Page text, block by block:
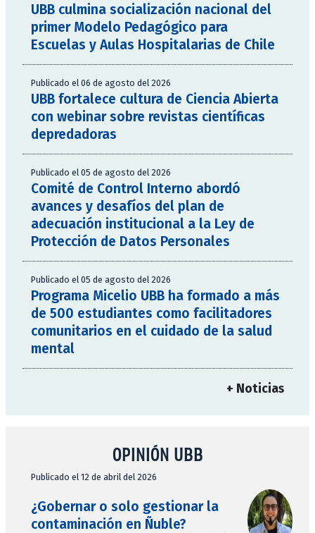
UBB culmina socialización nacional del
primer Modelo Pedagógico para
Escuelas y Aulas Hospitalarias de Chile
Publicado el 06 de agosto del 2026
UBB fortalece cultura de Ciencia Abierta
con webinar sobre revistas científicas
depredadoras
Publicado el 05 de agosto del 2026
Comité de Control Interno abordó
avances y desafíos del plan de
adecuación institucional a la Ley de
Protección de Datos Personales
Publicado el 05 de agosto del 2026
Programa Micelio UBB ha formado a más
de 500 estudiantes como facilitadores
comunitarios en el cuidado de la salud
mental
+ Noticias
OPINIÓN UBB
Publicado el 12 de abril del 2026
¿Gobernar o solo gestionar la
contaminación en Ñuble?